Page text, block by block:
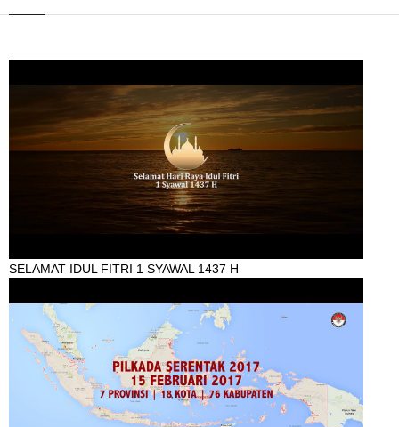
SELAMAT IDUL FITRI 1 SYAWAL 1437 H